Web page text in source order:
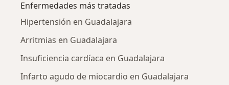
Enfermedades más tratadas
Hipertensión en Guadalajara
Arritmias en Guadalajara
Insuficiencia cardíaca en Guadalajara
Infarto agudo de miocardio en Guadalajara